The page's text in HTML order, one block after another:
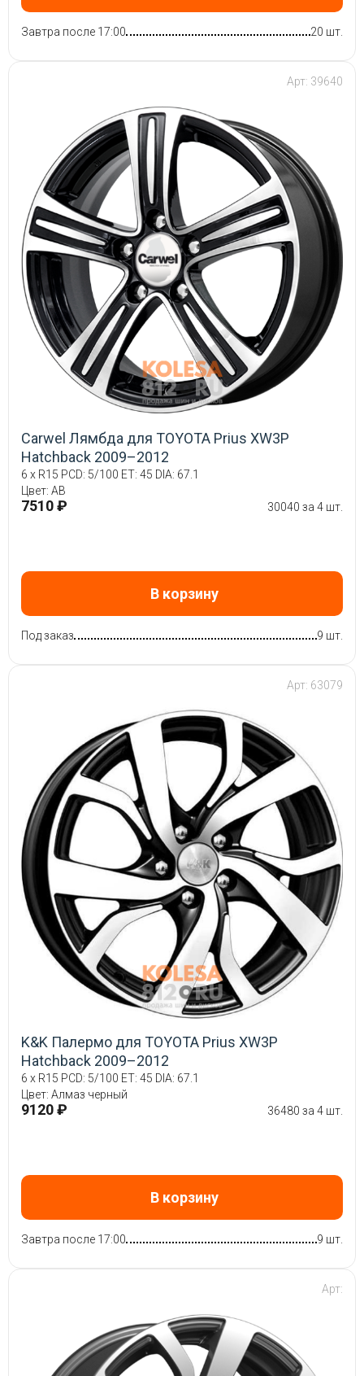
Завтра после 17:00 20 шт.
Арт: 39640
Carwel Лямбда для TOYOTA Prius XW3P
Hatchback 2009–2012
6 x R15 PCD: 5/100 ET: 45 DIA: 67.1
Цвет: AB
7510 ₽ 30040 за 4 шт.
В корзину
Под заказ 9 шт.
Арт: 63079
K&K Палермо для TOYOTA Prius XW3P
Hatchback 2009–2012
6 x R15 PCD: 5/100 ET: 45 DIA: 67.1
Цвет: Алмаз черный
9120 ₽ 36480 за 4 шт.
В корзину
Завтра после 17:00 9 шт.
Арт: